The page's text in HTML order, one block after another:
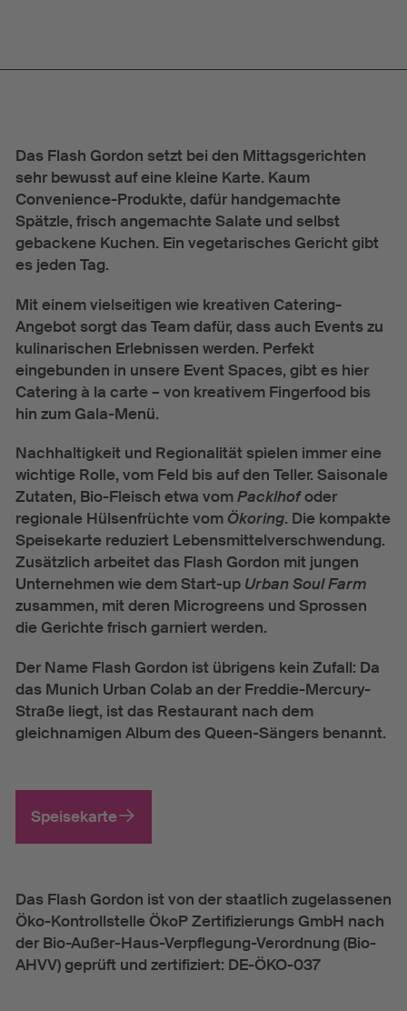
Das Flash Gordon setzt bei den Mittagsgerichten
sehr bewusst auf eine kleine Karte. Kaum
Convenience-Produkte, dafür handgemachte
Spätzle, frisch angemachte Salate und selbst
gebackene Kuchen. Ein vegetarisches Gericht gibt
es jeden Tag.
Mit einem vielseitigen wie kreativen Catering-
Angebot sorgt das Team dafür, dass auch Events zu
kulinarischen Erlebnissen werden. Perfekt
eingebunden in unsere Event Spaces, gibt es hier
Catering à la carte – von kreativem Fingerfood bis
hin zum Gala-Menü.
Nachhaltigkeit und Regionalität spielen immer eine
wichtige Rolle, vom Feld bis auf den Teller. Saisonale
Zutaten, Bio-Fleisch etwa vomPacklhofoder
regionale Hülsenfrüchte vom Ökoring. Die kompakte
Speisekarte reduziert Lebensmittelverschwendung.
Zusätzlich arbeitet das Flash Gordon mit jungen
Unternehmen wie dem Start-up Urban Soul Farm
zusammen, mit deren Microgreens und Sprossen
die Gerichte frisch garniert werden.
Der Name Flash Gordon ist übrigens kein Zufall: Da
das Munich Urban Colab an der Freddie-Mercury-
Straße liegt, ist das Restaurant nach dem
gleichnamigen Album des Queen-Sängers benannt.
Speisekarte
Das Flash Gordon ist von der staatlich zugelassenen
Öko-Kontrollstelle ÖkoP Zertifizierungs GmbH nach
der Bio-Außer-Haus-Verpflegung-Verordnung (Bio-
AHVV) geprüft und zertifiziert: DE-ÖKO-037